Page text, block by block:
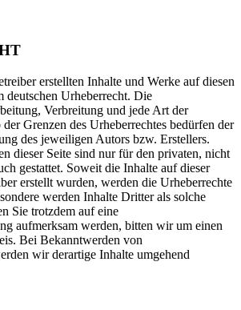
erstellten Inhalte und Werke auf diesen
deutschen Urheberrecht. Die
Verbreitung und jede Art der
Grenzen des Urheberrechtes bedürfen der
des jeweiligen Autors bzw. Erstellers.
dieser Seite sind nur für den privaten, nicht
gestattet. Soweit die Inhalte auf dieser
erstellt wurden, werden die Urheberrechte
werden Inhalte Dritter als solche
Sie trotzdem auf eine
aufmerksam werden, bitten wir um einen
Bei Bekanntwerden von
wir derartige Inhalte umgehend